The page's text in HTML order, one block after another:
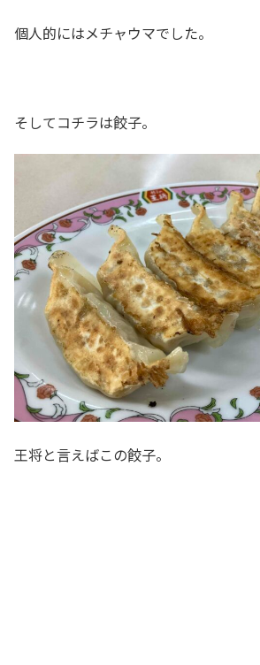
個人的にはメチャウマでした。
そしてコチラは餃子。
王将と言えばこの餃子。